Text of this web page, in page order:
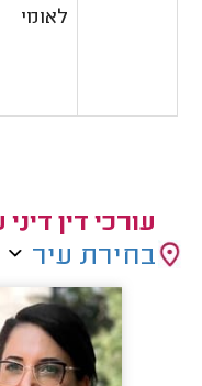
לאומי
עורכי דין
בחירת עיר